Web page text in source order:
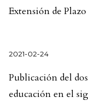
Extensión de
2021-02-24
Publicación del
educación en el